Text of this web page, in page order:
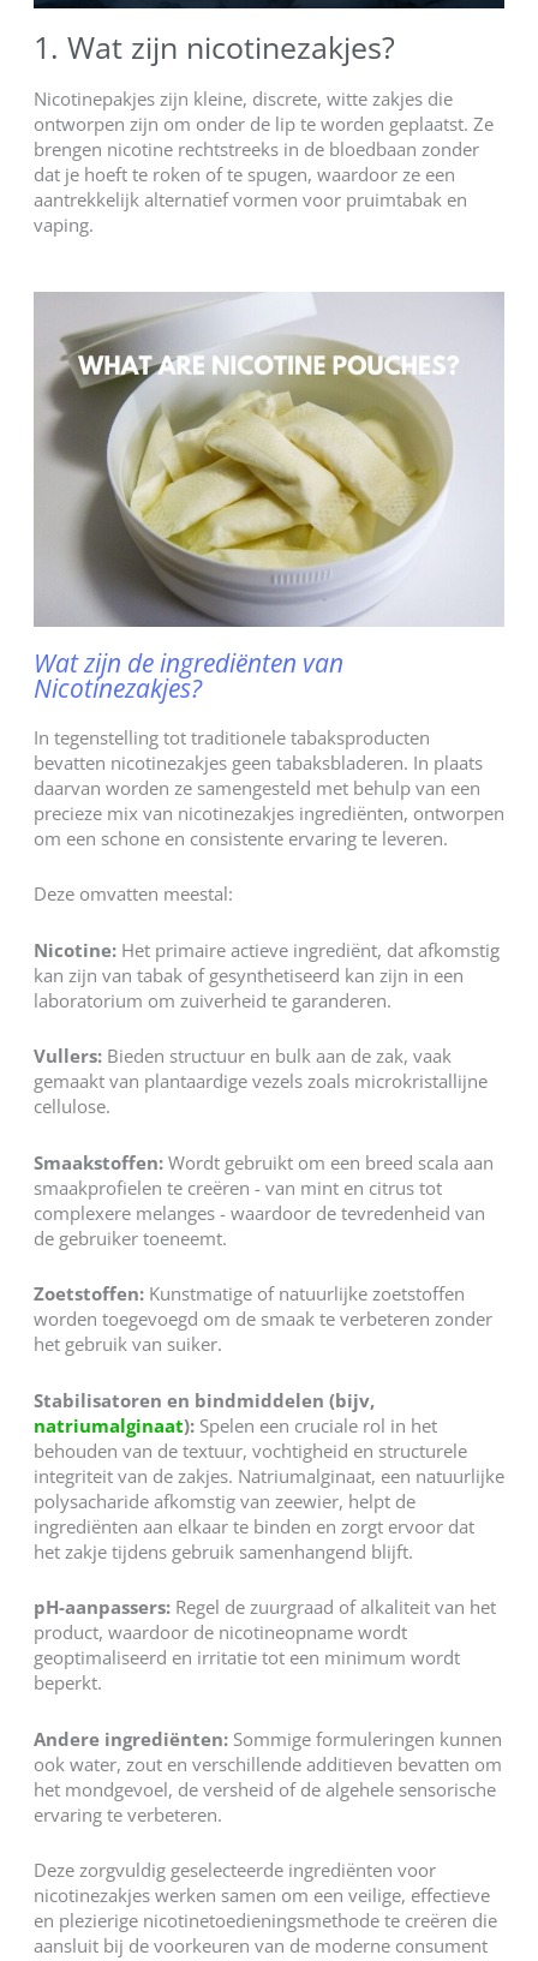
1. Wat zijn nicotinezakjes?
Nicotinepakjes zijn kleine, discrete, witte zakjes die
ontworpen zijn om onder de lip te worden geplaatst. Ze
brengen nicotine rechtstreeks in de bloedbaan zonder
dat je hoeft te roken of te spugen, waardoor ze een
aantrekkelijk alternatief vormen voor pruimtabak en
vaping.
Wat zijn de ingrediënten van
Nicotinezakjes?
In tegenstelling tot traditionele tabaksproducten
bevatten nicotinezakjes geen tabaksbladeren. In plaats
daarvan worden ze samengesteld met behulp van een
precieze mix van nicotinezakjes ingrediënten, ontworpen
om een schone en consistente ervaring te leveren.
Deze omvatten meestal:
Nicotine:Het primaire actieve ingrediënt, dat afkomstig
kan zijn van tabak of gesynthetiseerd kan zijn in een
laboratorium om zuiverheid te garanderen.
Vullers: Bieden structuur en bulk aan de zak, vaak
gemaakt van plantaardige vezels zoals microkristallijne
cellulose.
Smaakstoffen: Wordt gebruikt om een breed scala aan
smaakprofielen te creëren - van mint en citrus tot
complexere melanges - waardoor de tevredenheid van
de gebruiker toeneemt.
Zoetstoffen:Kunstmatige of natuurlijke zoetstoffen
worden toegevoegd om de smaak te verbeteren zonder
het gebruik van suiker.
Stabilisatoren en bindmiddelen (bijv,
natriumalginaat): Spelen een cruciale rol in het
behouden van de textuur, vochtigheid en structurele
integriteit van de zakjes. Natriumalginaat, een natuurlijke
polysacharide afkomstig van zeewier, helpt de
ingrediënten aan elkaar te binden en zorgt ervoor dat
het zakje tijdens gebruik samenhangend blijft.
pH-aanpassers:Regel de zuurgraad of alkaliteit van het
product, waardoor de nicotineopname wordt
geoptimaliseerd en irritatie tot een minimum wordt
beperkt.
Andere ingrediënten:Sommige formuleringen kunnen
ook water, zout en verschillende additieven bevatten om
het mondgevoel, de versheid of de algehele sensorische
ervaring te verbeteren.
Deze zorgvuldig geselecteerde ingrediënten voor
nicotinezakjes werken samen om een veilige, effectieve
en plezierige nicotinetoedieningsmethode te creëren die
aansluit bij de voorkeuren van de moderne consument